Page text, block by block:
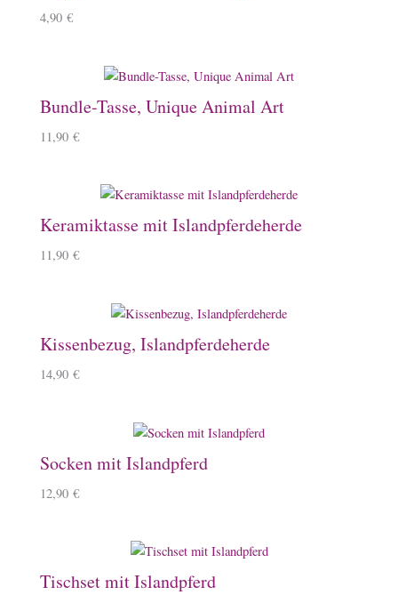
4,90 €
Bundle-Tasse, Unique Animal Art
11,90 €
Keramiktasse mit Islandpferdeherde
11,90 €
Kissenbezug, Islandpferdeherde
14,90 €
Socken mit Islandpferd
12,90 €
Tischset mit Islandpferd